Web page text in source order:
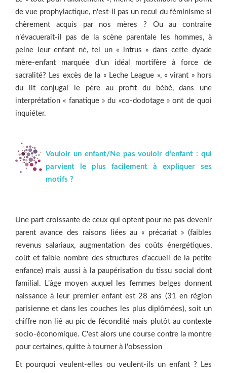
de vue prophylactique, n'est-il pas un recul du féminisme si
chèrement acquis par nos mères ? Ou au contraire
n’évacuerait-­il pas de la scène parentale les hommes, à
peine leur enfant né, tel un « intrus » dans cette dyade
mère-enfant marquée d'un idéal mortifère à force de
sacralité? Les excès de la « Leche League », « virant » hors
du lit conjugal le père au profit du bébé, dans une
interprétation « fanatique » du «co-dodotage » ont de quoi
inquiéter.
Vouloir un enfant/Ne pas vouloir d’enfant : qui
parvient le plus facilement à expliquer ses
motifs ?
Une part croissante de ceux qui optent pour ne pas devenir
parent avance des raisons liées au « précariat » (faibles
revenus salariaux, augmentation des coûts énergétiques,
coût et faible nombre des structures d’accueil de la petite
enfance) mais aussi à la paupérisation du tissu social dont
familial. L’âge moyen auquel les femmes belges donnent
naissance à leur premier enfant est 28 ans (31 en région
parisienne et dans les couches les plus diplômées), soit un
chiffre non lié au pic de fécondité mais plutôt au contexte
socio-économique. C'est alors une course contre la montre
pour certaines, quitte à tourner à l'obsession
Et pourquoi veulent-­elles ou veulent-­ils un enfant ? Les